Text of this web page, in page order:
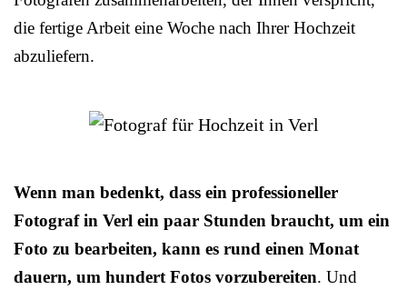
die fertige Arbeit eine Woche nach Ihrer Hochzeit
abzuliefern.
Wenn man bedenkt, dass ein professioneller
Fotograf in Verl ein paar Stunden braucht, um ein
Foto zu bearbeiten, kann es rund einen Monat
dauern, um hundert Fotos vorzubereiten. Und